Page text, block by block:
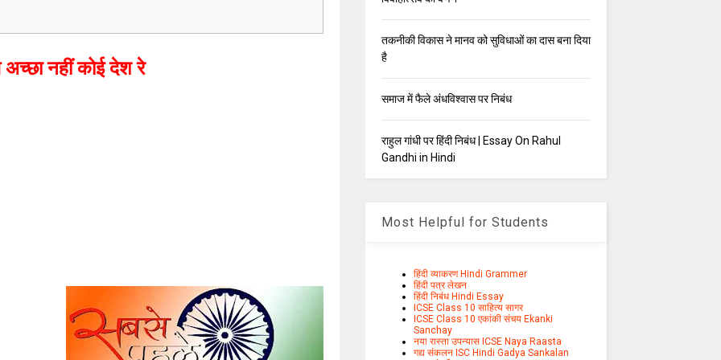
नहीं कोई देश रे
तकनीकी विकास ने मानव को सुविधाओं का दास बना दिया
है
समाज में फैले अंधविश्वास पर निबंध
राहुल गांधी पर हिंदी निबंध | Essay On Rahul
Gandhi in Hindi
Most Helpful for Students
हिंदी व्याकरण Hindi Grammer
हिंदी पत्र लेखन
हिंदी निबंध Hindi Essay
ICSE Class 10 साहित्य सागर
ICSE Class 10 एकांकी संचय Ekanki
Sanchay
नया रास्ता उपन्यास ICSE Naya Raasta
गद्य संकलन ISC Hindi Gadya Sankalan